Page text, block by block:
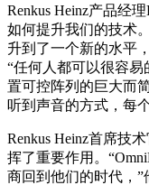
Renkus Heinz产品经
如何提升我们的技术
升到了一个新的水平
“任何人都可以很容易
置可控阵列的巨大而
听到声音的方式，每
Renkus Heinz首席技
挥了重要作用。
商回到他们的时代，